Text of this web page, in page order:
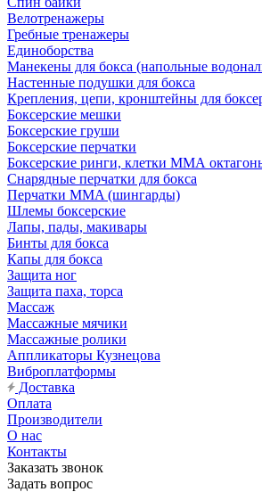
Велотренажеры
Гребные тренажеры
Единоборства
Манекены для бокса (напольные
Настенные подушки для бокса
Крепления, цепи, кронштейны для
Боксерские мешки
Боксерские груши
Боксерские перчатки
Боксерские ринги, клетки ММА
Снарядные перчатки для бокса
Перчатки MMA (шингарды)
Шлемы боксерские
Лапы, пады, макивары
Бинты для бокса
Капы для бокса
Защита ног
Защита паха, торса
Массаж
Массажные мячики
Массажные ролики
Аппликаторы Кузнецова
Виброплатформы
Доставка
Оплата
Производители
О нас
Контакты
Заказать звонок
Задать вопрос